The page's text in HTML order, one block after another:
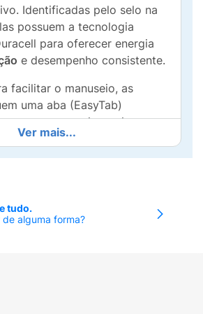
Identificadas pelo selo na
possuem a tecnologia
para oferecer energia
e desempenho consistente.
facilitar o manuseio, as
uma aba (EasyTab)
a troca muito mais
ideal para quem busca
a dia. A embalagem
colocação.
Ver mais...
tudo.
alguma forma?